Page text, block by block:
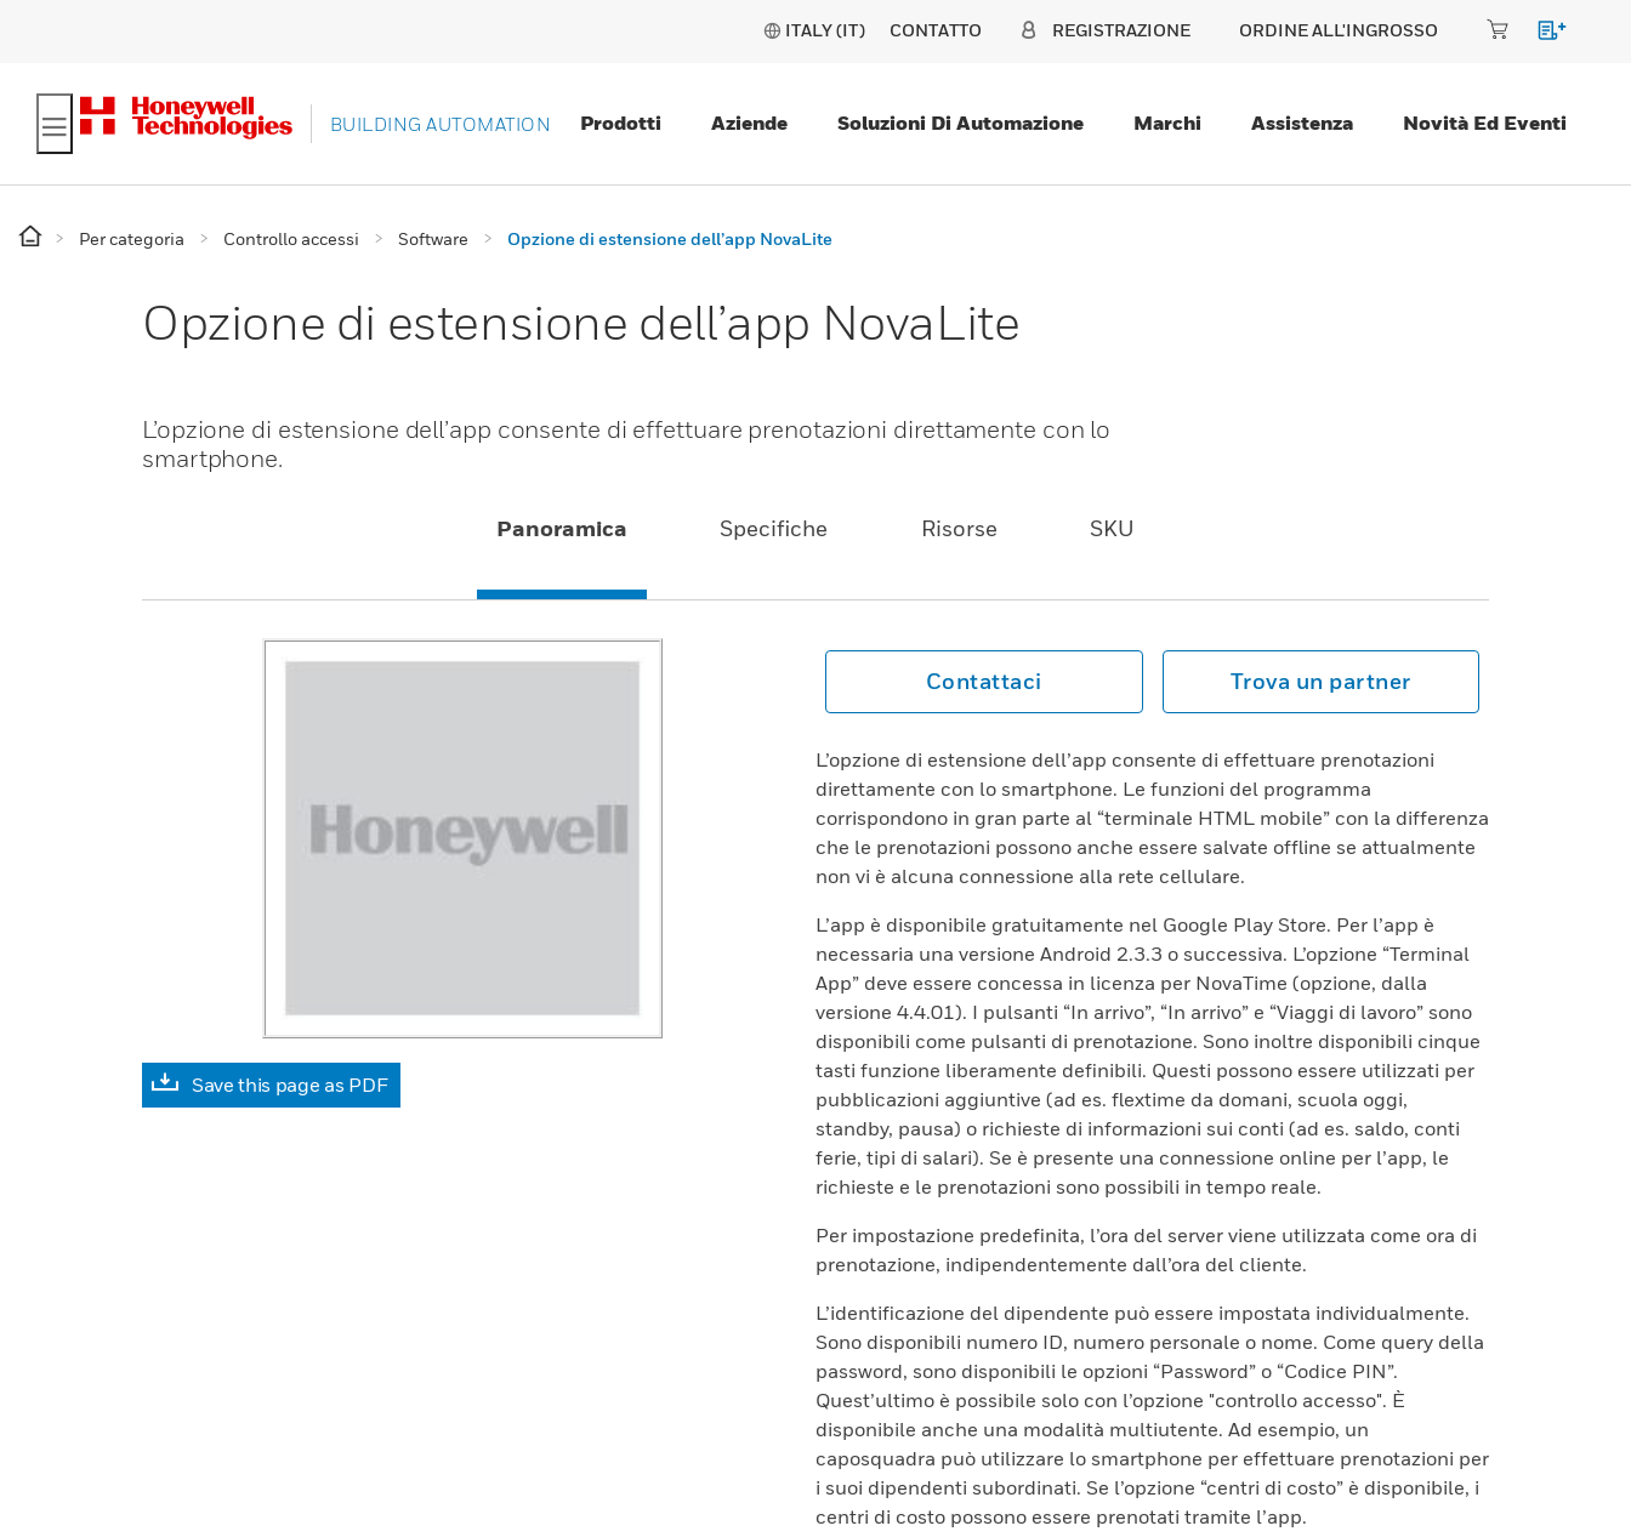
ITALY (IT) CONTATTO REGISTRAZIONE ORDINE ALL'INGROSSO
BUILDING AUTOMATION Prodotti Aziende Soluzioni Di Automazione Marchi Assistenza Novità Ed Eventi
Per categoria Controllo accessi Software Opzione di estensione dell’app NovaLite
Opzione di estensione dell’app NovaLite
L’opzione di estensione dell’app consente di effettuare prenotazioni direttamente con lo
smartphone.
Panoramica Specifiche Risorse SKU
Save this page as PDF
Contattaci Trova un partner
L’opzione di estensione dell’app consente di effettuare prenotazioni
direttamente con lo smartphone. Le funzioni del programma
corrispondono in gran parte al “terminale HTML mobile” con la differenza
che le prenotazioni possono anche essere salvate offline se attualmente
non vi è alcuna connessione alla rete cellulare.
L’app è disponibile gratuitamente nel Google Play Store. Per l’app è
necessaria una versione Android 2.3.3 o successiva. L’opzione “Terminal
App” deve essere concessa in licenza per NovaTime (opzione, dalla
versione 4.4.01). I pulsanti “In arrivo”, “In arrivo” e “Viaggi di lavoro” sono
disponibili come pulsanti di prenotazione. Sono inoltre disponibili cinque
tasti funzione liberamente definibili. Questi possono essere utilizzati per
pubblicazioni aggiuntive (ad es. flextime da domani, scuola oggi,
standby, pausa) o richieste di informazioni sui conti (ad es. saldo, conti
ferie, tipi di salari). Se è presente una connessione online per l’app, le
richieste e le prenotazioni sono possibili in tempo reale.
Per impostazione predefinita, l’ora del server viene utilizzata come ora di
prenotazione, indipendentemente dall’ora del cliente.
L’identificazione del dipendente può essere impostata individualmente.
Sono disponibili numero ID, numero personale o nome. Come query della
password, sono disponibili le opzioni “Password” o “Codice PIN”.
Quest’ultimo è possibile solo con l’opzione "controllo accesso". È
disponibile anche una modalità multiutente. Ad esempio, un
caposquadra può utilizzare lo smartphone per effettuare prenotazioni per
i suoi dipendenti subordinati. Se l’opzione “centri di costo” è disponibile, i
centri di costo possono essere prenotati tramite l’app.